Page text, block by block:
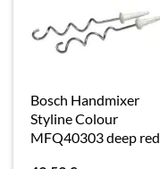
Bosch Handmixer
Styline Colour
MFQ40303 deep red